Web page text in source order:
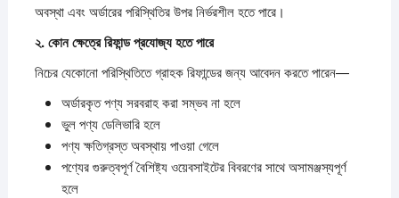
অবস্থা এবং অর্ডারের পরিস্থিতির উপর নির্ভরশীল হতে পারে।
২.কোনক্ষেত্রেরিফান্ডপ্রযোজ্যহতেপারে
নিচের যেকোনো পরিস্থিতিতে গ্রাহক রিফান্ডের জন্য আবেদন করতে পারেন—
অর্ডারকৃত পণ্য সরবরাহ করা সম্ভব না হলে
ভুল পণ্য ডেলিভারি হলে
পণ্য ক্ষতিগ্রস্ত অবস্থায় পাওয়া গেলে
পণ্যের গুরুত্বপূর্ণ বৈশিষ্ট্য ওয়েবসাইটের বিবরণের সাথে অসামঞ্জস্যপূর্ণ
হলে